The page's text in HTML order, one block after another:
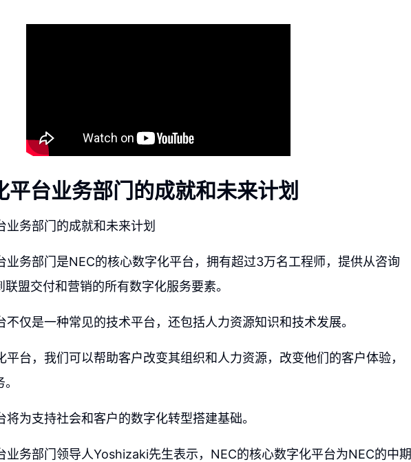
平台业务部门的成就和未来计划
业务部门的成就和未来计划
业务部门是NEC的核心数字化平台，拥有超过3万名工程师，提供从咨询
盟交付和营销的所有数字化服务要素。
不仅是一种常见的技术平台，还包括人力资源知识和技术发展。
平台，我们可以帮助客户改变其组织和人力资源，改变他们的客户体验，
将为支持社会和客户的数字化转型搭建基础。
业务部门领导人Yoshizaki先生表示，NEC的核心数字化平台为NEC的中期